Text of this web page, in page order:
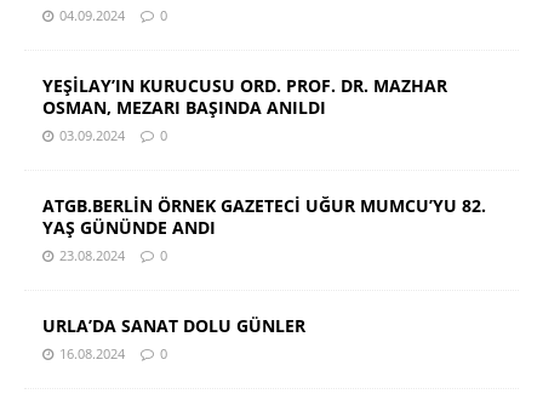
04.09.2024 0
YEŞİLAY’IN KURUCUSU ORD. PROF. DR. MAZHAR
OSMAN, MEZARI BAŞINDA ANILDI
03.09.2024 0
ATGB.BERLİN ÖRNEK GAZETECİ UĞUR MUMCU’YU 82.
YAŞ GÜNÜNDE ANDI
23.08.2024 0
URLA’DA SANAT DOLU GÜNLER
16.08.2024 0